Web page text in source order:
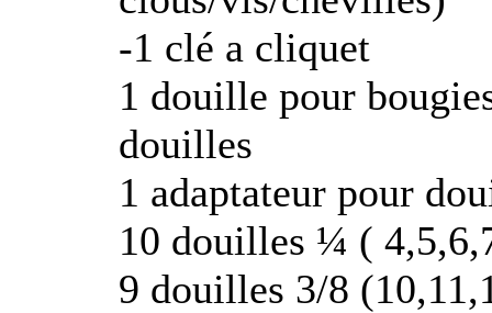
-1 clé a cliquet
1 douille pour
douilles
1 adaptateur pour
10 douilles ¼ (
9 douilles 3/8